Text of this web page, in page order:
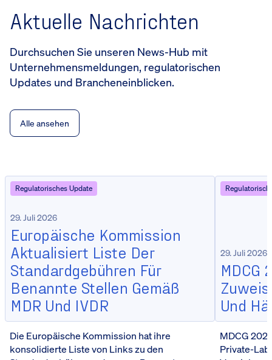
Aktuelle Nachrichten
Durchsuchen Sie unseren News-Hub mit
Unternehmensmeldungen, regulatorischen
Updates und Brancheneinblicken.
Alle ansehen
Regulatorisches Update
29. Juli 2026
Europäische Kommission
Aktualisiert Liste Der
Standardgebühren Für
Benannte Stellen Gemäß
MDR Und IVDR
Die Europäische Kommission hat ihre
konsolidierte Liste von Links zu den
29. Juli 2026
MDCG
Und
MDCG
Private-